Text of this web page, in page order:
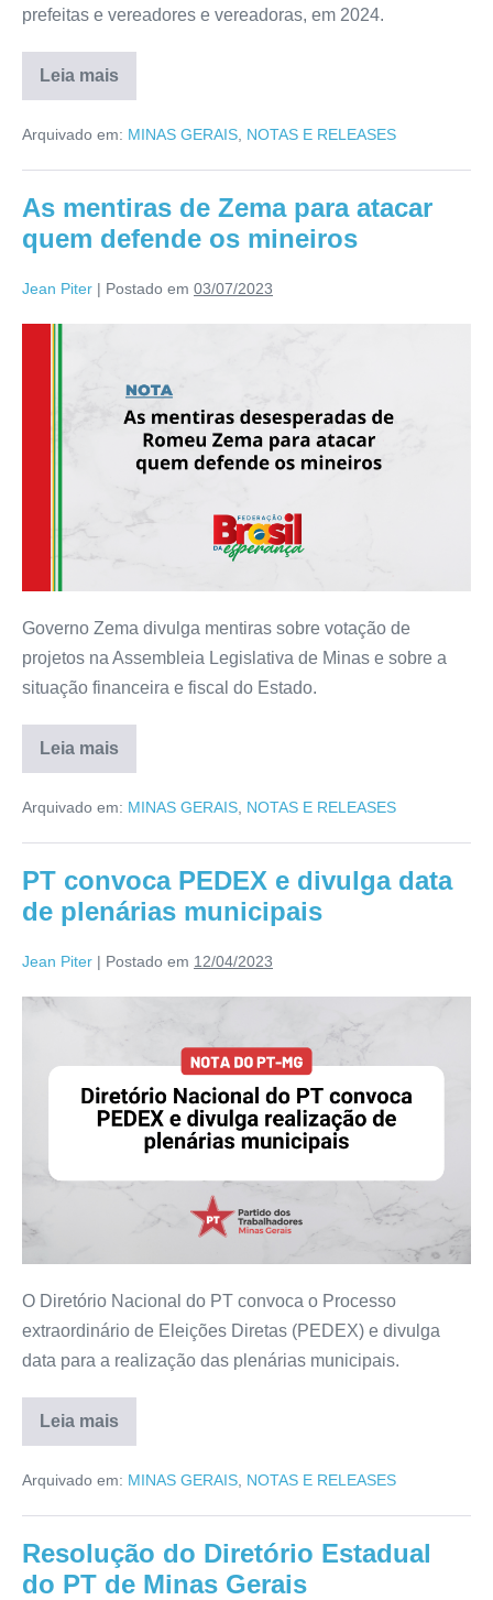
prefeitas e vereadores e vereadoras, em 2024.
Leia mais
Arquivado em: MINAS GERAIS, NOTAS E RELEASES
As mentiras de Zema para atacar
quem defende os mineiros
Jean Piter | Postado em 03/07/2023
Governo Zema divulga mentiras sobre votação de
projetos na Assembleia Legislativa de Minas e sobre a
situação financeira e fiscal do Estado.
Leia mais
Arquivado em: MINAS GERAIS NOTAS E RELEASES
PT convoca PEDEX e divulga data
de plenárias municipais
Jean Piter | Postado em 12/04/2023
O Diretório Nacional do PT convoca o Processo
extraordinário de Eleições Diretas (PEDEX) e divulga
data para a realização das plenárias municipais.
Leia mais
Arquivado em: MINAS GERAIS NOTAS E RELEASES
Resolução do Diretório Estadual
do PT de Minas Gerais